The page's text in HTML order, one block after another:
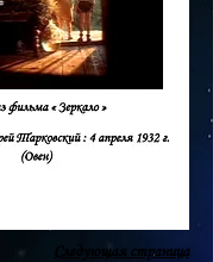
Следующая страница